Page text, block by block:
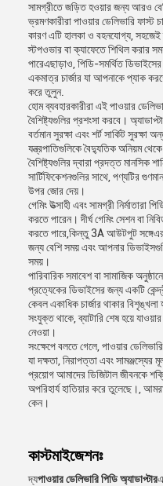
সামগ্রীতে জড়িত হওয়ার জন্য আরও
ভ্রমণকারীরা পাওয়ার ডেলিভারি ফাস্ট
কারণ এটি হালকা ও বহনযোগ্য, সহজেই
স্টপওভার বা ক্যাফেতে শিথিল করার
পারেএছাড়াও, পিডি-সমর্থিত
একমাত্র চার্জার যা আপনাকে প্যাক
করে তুলুন.
হোম ব্যবহারকারীরা এই পাওয়ার
বৈশিষ্ট্যগুলির প্রশংসা করবে।
বর্তমান সুরক্ষা এবং শর্ট সার্কিট
যন্ত্রপাতিগুলিকে বৈদ্যুতিক অনিয়ম
বৈশিষ্ট্যগুলির দ্বারা প্রদত্ত মানসিক
সার্টিফিকেশনগুলির সাথে, পণ্যটির
উপর জোর দেয়।
গেমিং উত্সাহী এবং সামগ্রী নির্মাতারা
করতে পারেন। দীর্ঘ গেমিং সেশন বা
করতে পারে,কিন্তু 3A আউটপুট
জন্য বেশি সময় এবং আপনার
সময়।
পারিবারিক সমাবেশ বা সামাজিক
প্রত্যেকের ডিভাইসের জন্য একটি
কেবল একাধিক চার্জার থাকার
সংযুক্ত থাকে, ব্যাটারি শেষ হয়ে
নেওয়া।
সংক্ষেপে বলতে গেলে, পাওয়ার
যা দক্ষতা, নিরাপত্তা এবং
প্রয়োগ আমাদের ডিজিটাল জীবনকে
অপরিহার্য হাতিয়ার করে তুলেছে।,
কেন।
কাস্টমাইজেশনঃ
দ্যপাওয়ার ডেলিভারি পিডি অ্যাডাপ্টার